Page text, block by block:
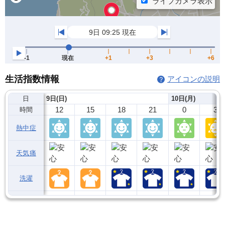
生活指数情報 アイコンの説明
日
時間
熱中症
天気痛
洗濯
9日(日)
12 15 18 21
10日(月)
0 3